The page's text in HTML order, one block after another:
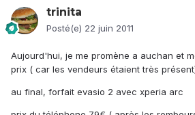
trinita
Posté(e) 22 juin 2011
Aujourd'hui, je me promène a auchan et
prix ( car les vendeurs étaient très
au final, forfait evasio 2 avec xperia arc